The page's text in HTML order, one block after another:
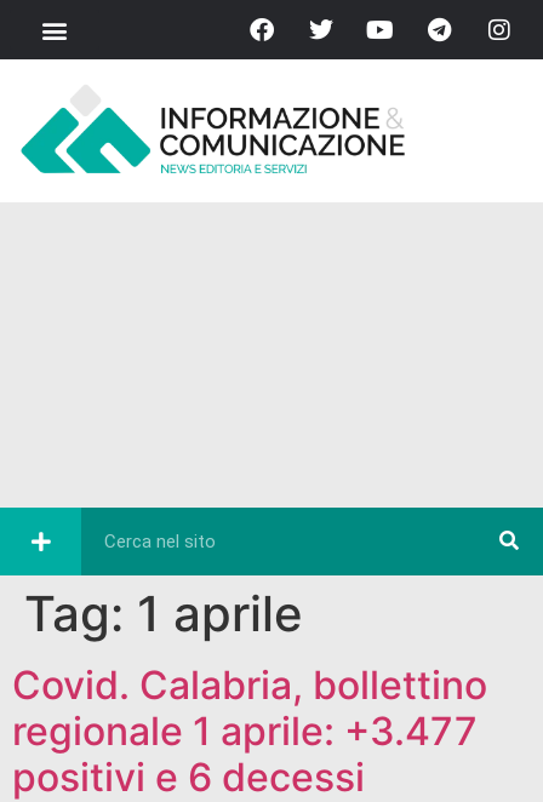
Tag: 1 aprile
Covid. Calabria, bollettino
regionale 1 aprile: +3.477
positivi e 6 decessi